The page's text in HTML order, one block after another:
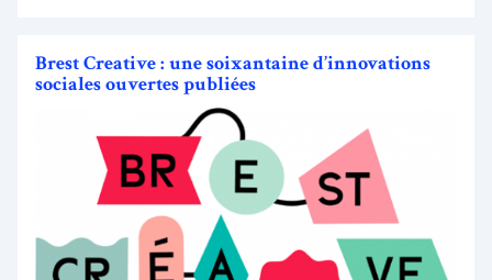
Brest Creative : une soixantaine d’innovations
sociales ouvertes publiées